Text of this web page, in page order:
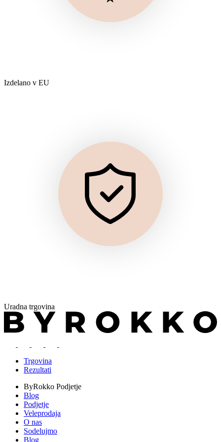
Izdelano v EU
Uradna trgovina
Trgovina
Rezultati
ByRokko Podjetje
Blog
Podjetje
Veleprodaja
O nas
Sodelujmo
Blog